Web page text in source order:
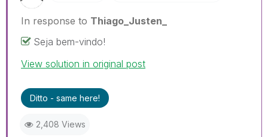
In response to Thiago_Justen_
Seja bem-vindo!
View solution in original post
Ditto - same here!
2,408 Views